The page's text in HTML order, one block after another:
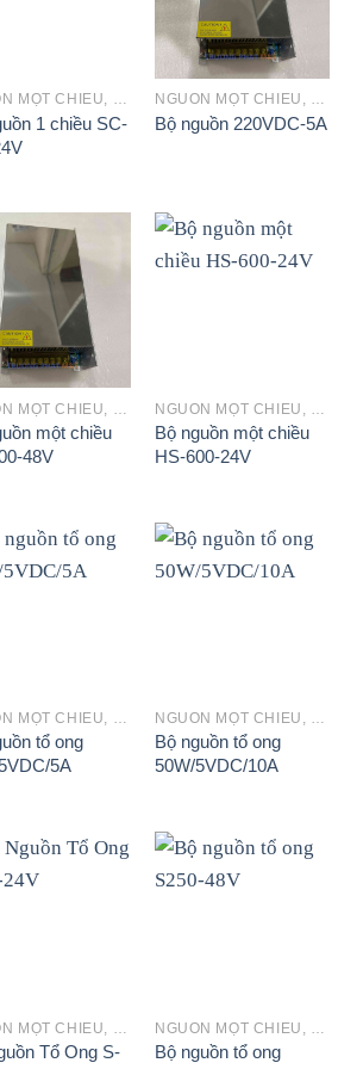
NGUỒN MỘT CHIỀU, SẠC ẮC QUY
1 chiều SC-
+
NGUỒN MỘT CHIỀU, SẠC ẮC QUY
Bộ nguồn 220VDC-5A
một chiều
48V
Bộ nguồn một chiều
HS-600-24V
tổ ong
5A
Bộ nguồn tổ ong
50W/5VDC/10A
Tổ Ong S-
Bộ nguồn tổ ong